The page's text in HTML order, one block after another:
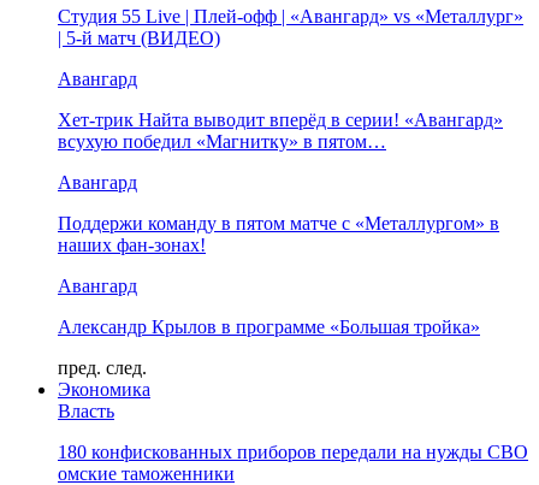
Студия 55 Live | Плей-офф | «Авангард» vs «Металлург»
| 5-й матч (ВИДЕО)
Авангард
Хет-трик Найта выводит вперёд в серии! «Авангард»
всухую победил «Магнитку» в пятом…
Авангард
Поддержи команду в пятом матче с «Металлургом» в
наших фан-зонах!
Авангард
Александр Крылов в программе «Большая тройка»
пред. след.
Экономика
Власть
180 конфискованных приборов передали на нужды СВО
омские таможенники